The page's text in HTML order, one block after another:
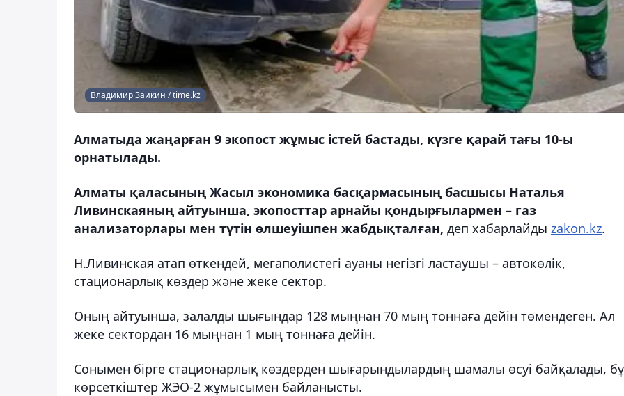
Владимир Заикин / time.kz
Алматыда жаңарған 9 экопост жұмыс істей бастады, күзге қарай тағы 10-ы
орнатылады.
Алматы қаласының Жасыл экономика басқармасының басшысы Наталья
Ливинскаяның айтуынша, экопосттар арнайы қондырғылармен – газ
анализаторлары мен түтін өлшеуішпен жабдықталған, деп хабарлайды zakon.kz.
Н.Ливинская атап өткендей, мегаполистегі ауаны негізгі ластаушы – автокөлік,
стационарлық көздер және жеке сектор.
Оның айтуынша, залалды шығындар 128 мыңнан 70 мың тоннаға дейін төмендеген. Ал
жеке сектордан 16 мыңнан 1 мың тоннаға дейін.
Сонымен бірге стационарлық көздерден шығарындылардың шамалы өсуі байқалады,
көрсеткіштер ЖЭО-2 жұмысымен байланысты.